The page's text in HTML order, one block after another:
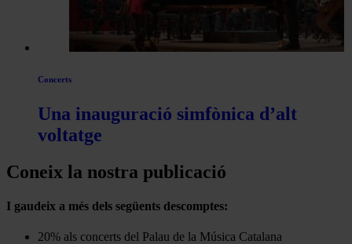
Concerts
Una inauguració simfònica d’alt
voltatge
Coneix la nostra publicació
I gaudeix a més dels següents descomptes:
20% als concerts del Palau de la Música Catalana